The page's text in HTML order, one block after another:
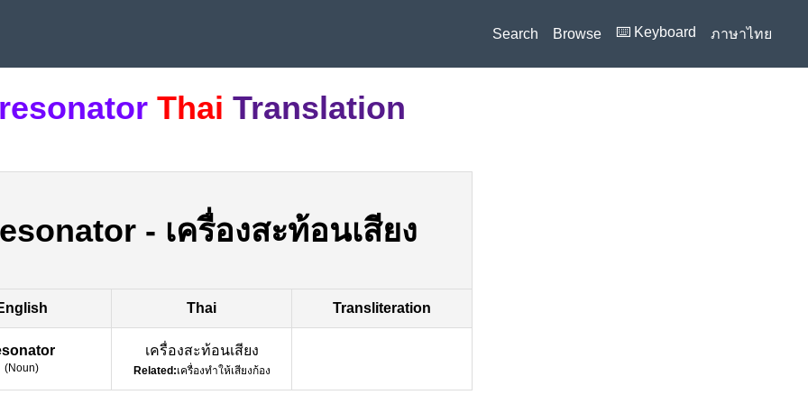
Search Browse ⌨️ Keyboard ภาษาไทย
Thai Translation
- เครื่องสะท้อนเสียง
Thai Transliteration
(Noun)
เครื่องสะท้อนเสียง
Related:เครื่องทำให้เสียงก้อง